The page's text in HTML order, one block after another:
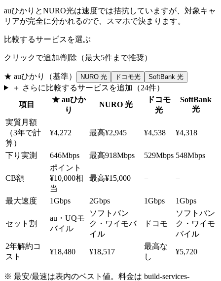
auひかりとNURO光は速度では拮抗していますが、対象キャ
リアが完全に分かれるので、スマホで決まります。
比較するサービスを選ぶ
クリックで追加/削除（最大5件まで推奨）
★ auひかり （基準） NURO 光 ドコモ光 SoftBank 光
＋ さらに比較するサービスを追加（24件）
項目
★ auひか
り
NURO 光
ドコモ
光
SoftBank
光
実質月額
（3年で計
算）
¥4,272 最高¥2,945 ¥4,538 ¥4,318
下り実測 646Mbps 最高918Mbps 529Mbps 548Mbps
CB額
ポイント
¥10,000相
当
最高¥15,000 − −
最大速度 1Gbps 2Gbps 1Gbps 1Gbps
セット割
au・UQモ
バイル
ソフトバン
ク・ワイモバ
イル
ドコモ
ソフトバン
ク・ワイモ
バイル
2年解約コ
スト
¥18,480 ¥18,517
最高な
し
¥5,720
※ 最安/最速は表内のベスト値。料金は build-services-